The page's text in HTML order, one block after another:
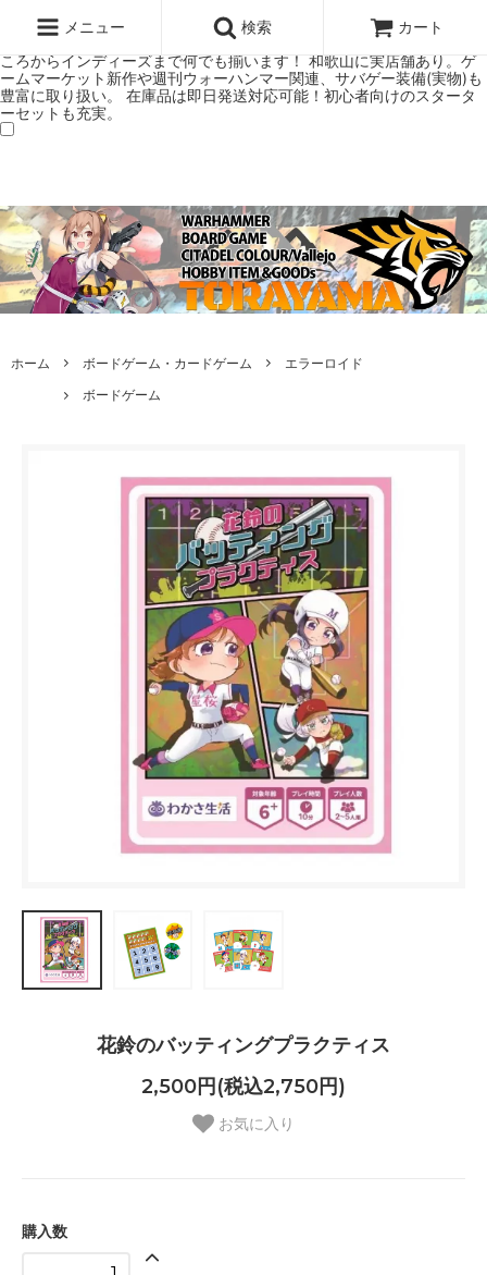
ミアムショップTORAYAMA。通販・オンラインショップです！ ウォー
ハンマーとボードゲームのことなら当店へ！ボードゲームもメジャーど
ころからインディーズまで何でも揃います！ 和歌山に実店舗あり。ゲ
ームマーケット新作や週刊ウォーハンマー関連、サバゲー装備(実物)も
豊富に取り扱い。 在庫品は即日発送対応可能！初心者向けのスタータ
ーセットも充実。
メニュー 検索 カート
ホーム ボードゲーム・カードゲーム
エラーロイド
ボードゲーム
花鈴のバッティングプラクティス
2,500円(税込2,750円)
お気に入り
購入数